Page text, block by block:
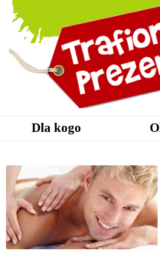
Dla kogo